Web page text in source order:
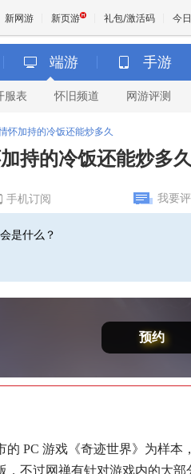
新网游 新页游 礼包/激活码 今
端游 手游
服表 怀旧频道 网游评测
怀加持的冷饭还能炒多久
持的冷饭还能炒多久
手机订阅 我要
是什么？
预约
的 PC 游戏《奇迹世界》为样本
不过网禅有针对游戏内的大部